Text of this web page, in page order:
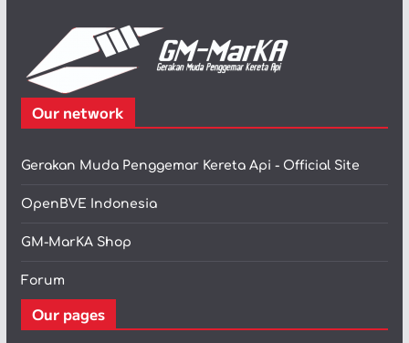
Our network
Gerakan Muda Penggemar Kereta Api - Official Site
OpenBVE Indonesia
GM-MarKA Shop
Forum
Our pages